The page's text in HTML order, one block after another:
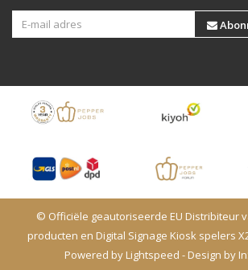
© Officiële geautoriseerde EU Distribiteur
producten en Digital Signage Kiosk spelers
Powered by Lightspeed - Design by